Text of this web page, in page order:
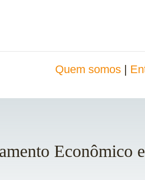
Quem somos
Econômico